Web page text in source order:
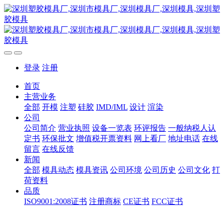
登录 注册
首页
主营业务
全部 开模 注塑 硅胶 IMD/IML 设计 渲染
公司
公司简介 营业执照 设备一览表 环评报告 一般纳税人认
定书 环保批文 增值税开票资料 网上看厂 地址电话 在线
留言 在线反馈
新闻
全部 模具动态 模具资讯 公司环境 公司历史 公司文化 打
荷资料
品质
ISO9001:2008证书 注册商标 CE证书 FCC证书